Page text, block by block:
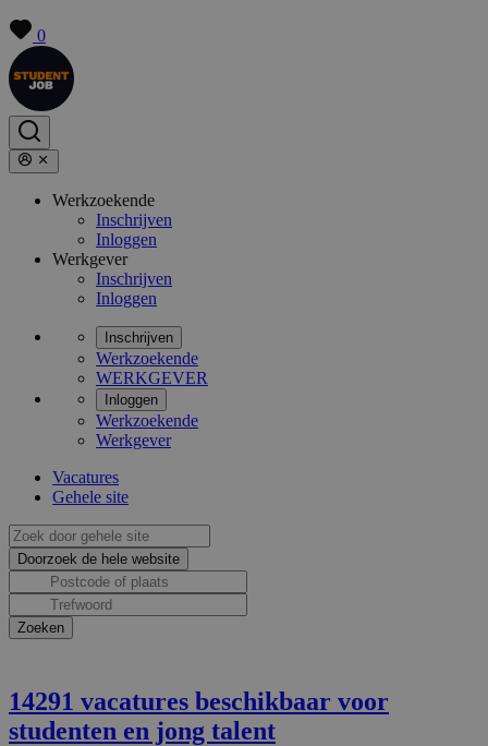
0
Werkzoekende
Inschrijven
Inloggen
Werkgever
Inschrijven
Inloggen
Inschrijven
Werkzoekende
WERKGEVER
Inloggen
Werkzoekende
Werkgever
Vacatures
Gehele site
14291 vacatures beschikbaar voor
studenten en jong talent